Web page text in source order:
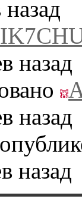
назад
назад
назад